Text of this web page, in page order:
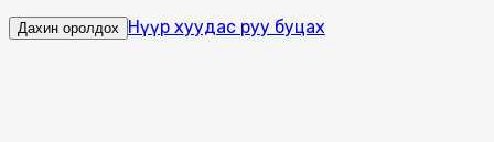
Дахин оролдох Нүүр хуудас руу буцах